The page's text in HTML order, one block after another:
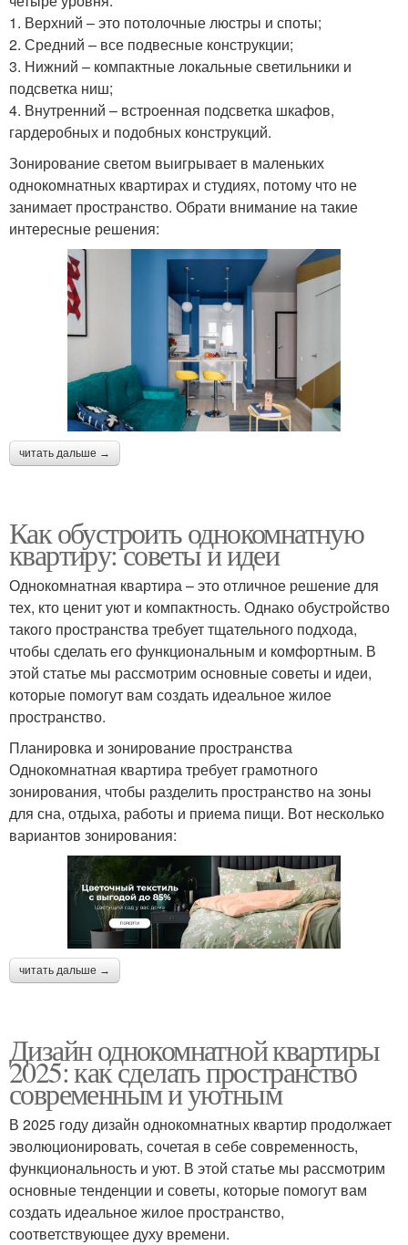
1. Верхний – это потолочные люстры и споты;
2. Средний – все подвесные конструкции;
3. Нижний – компактные локальные светильники и
подсветка ниш;
4. Внутренний – встроенная подсветка шкафов,
гардеробных и подобных конструкций.
Зонирование светом выигрывает в маленьких
однокомнатных квартирах и студиях, потому что не
занимает пространство. Обрати внимание на такие
интересные решения:
читать дальше →
Как обустроить однокомнатную
квартиру: советы и идеи
Однокомнатная квартира – это отличное решение для
тех, кто ценит уют и компактность. Однако обустройство
такого пространства требует тщательного подхода,
чтобы сделать его функциональным и комфортным. В
этой статье мы рассмотрим основные советы и идеи,
которые помогут вам создать идеальное жилое
пространство.
Планировка и зонирование пространства
Однокомнатная квартира требует грамотного
зонирования, чтобы разделить пространство на зоны
для сна, отдыха, работы и приема пищи. Вот несколько
вариантов зонирования:
читать дальше →
Дизайн однокомнатной квартиры
2025: как сделать пространство
современным и уютным
В 2025 году дизайн однокомнатных квартир продолжает
эволюционировать, сочетая в себе современность,
функциональность и уют. В этой статье мы рассмотрим
основные тенденции и советы, которые помогут вам
создать идеальное жилое пространство,
соответствующее духу времени.